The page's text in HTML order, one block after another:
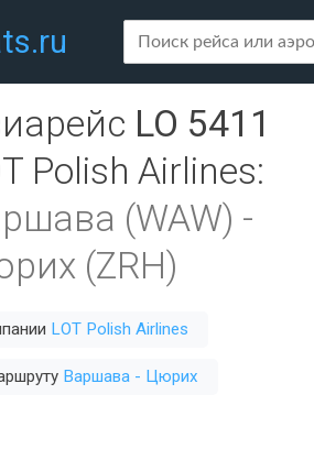
LO 5411
Polish Airlines:
(WAW) -
(ZRH)
LOT Polish Airlines
Варшава - Цюрих